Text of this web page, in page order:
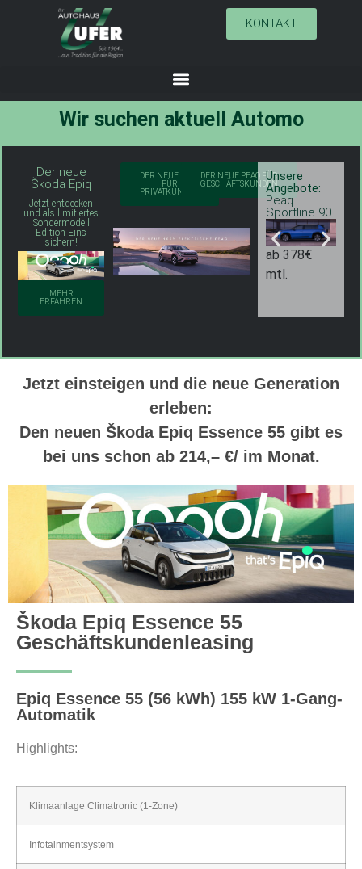
KONTAKT
Wir suchen aktuellA utomobil
Der neue
Škoda Epiq
Jetzt entdecken
und als limitiertes
Sondermodell
Edition Eins
sichern!
MEHR
ERFAHREN
DER NEUE PEAQ
FÜR
PRIVATKUNDEN
DER NEUE PEAQ FÜR
GESCHÄFTSKUNDEN
Unsere
Angebote:
Peaq
Sportline 90
ab 378€
mtl.
Jetzt einsteigen und die neue Generation
erleben:
Den neuen Škoda Epiq Essence 55 gibt es
bei uns schon ab 214,– €/ im Monat.
Škoda Epiq Essence 55
Geschäftskundenleasing
Epiq Essence 55 (56 kWh) 155 kW 1-Gang-
Automatik
Highlights:
Klimaanlage Climatronic (1-Zone)
Infotainmentsystem